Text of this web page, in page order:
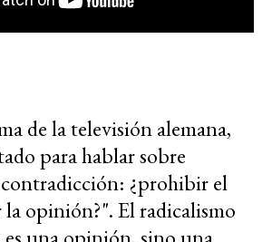
de la televisión alemana,
para hablar sobre
contradicción: ¿prohibir el
opinión?". El radicalismo